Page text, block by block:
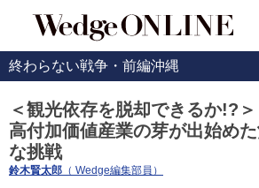
終わらない戦争・前編沖縄
＜観光依存を脱却できるか!?
高付加価値産業の芽が出始め
な挑戦
鈴木賢太郎 （ Wedge編集部員）